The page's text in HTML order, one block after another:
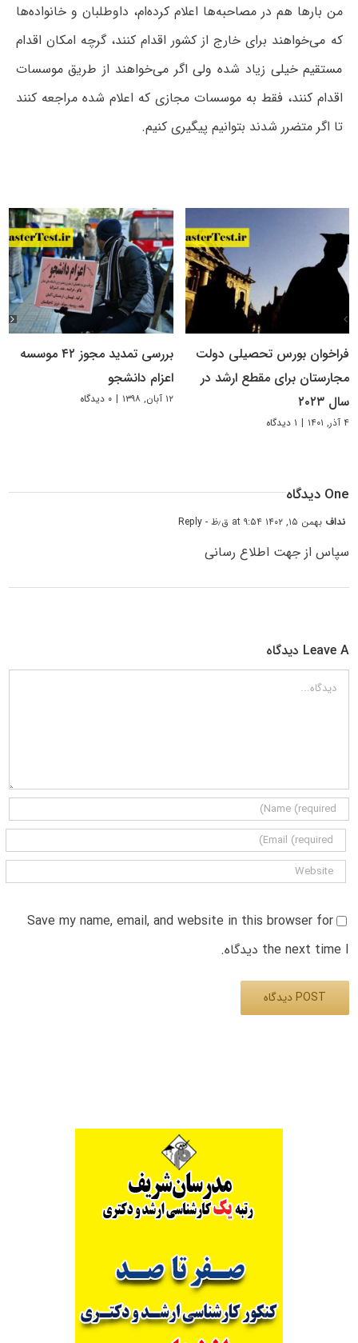
من بارها هم در مصاحبه‌ها اعلام کرده‌ام، داوطلبان و خانواده‌ها
که می‌خواهند برای خارج از کشور اقدام کنند، گرچه امکان اقدام
مستقیم خیلی زیاد شده ولی اگر می‌خواهند از طریق موسسات
اقدام کنند، فقط به موسسات مجازی که اعلام شده مراجعه کنند
تا اگر متضرر شدند بتوانیم پیگیری کنیم.
فراخوان بورس تحصیلی دولت
مجارستان برای مقطع ارشد در
سال ۲۰۲۳
۴ آذر, ۱۴۰۱ | ۱ دیدگاه
بررسی تمدید مجوز ۴۲ موسسه
اعزام دانشجو
۱۲ آبان, ۱۳۹۸ | ۰ دیدگاه
One دیدگاه
نداف بهمن ۱۵, ۱۴۰۲ at ۹:۵۴ ق٫ظ - Reply
سپاس از جهت اطلاع رسانی
Leave A دیدگاه
دیدگاه
Save my name, email, and website in this browser for
the next time I دیدگاه.